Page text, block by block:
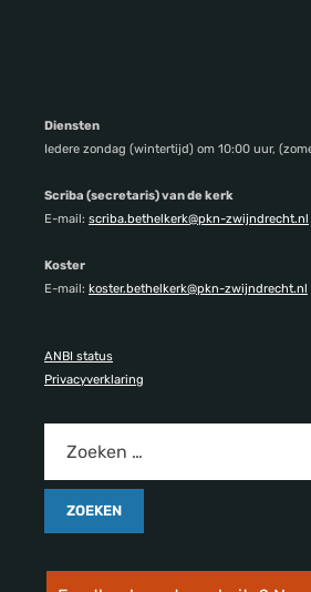
Diensten
Iedere zondag (wintertijd) om 10:00 uur,
Scriba (secretaris) van de kerk
E-mail: scriba.bethelkerk@pkn-zwijndrecht.nl
Koster
E-mail: koster.bethelkerk@pkn-zwijndrecht.nl
ANBI status
Privacyverklaring